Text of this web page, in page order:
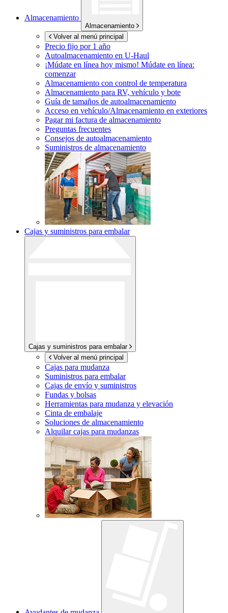
Almacenamiento
Almacenamiento
Volver al menú principal
Precio fijo por 1 año
Autoalmacenamiento en U-Haul
¡Múdate en línea hoy mismo! Múdate en línea:
comenzar
Almacenamiento con control de temperatura
Almacenamiento para RV, vehículo y bote
Guía de tamaños de autoalmacenamiento
Acceso en vehículo/Almacenamiento en exteriores
Pagar mi factura de almacenamiento
Preguntas frecuentes
Consejos de autoalmacenamiento
Suministros de almacenamiento
Cajas y suministros para embalar
Cajas y suministros para embalar
Volver al menú principal
Cajas para mudanza
Suministros para embalar
Cajas de envío y suministros
Fundas y bolsas
Herramientas para mudanza y elevación
Cinta de embalaje
Soluciones de almacenamiento
Alquilar cajas para mudanzas